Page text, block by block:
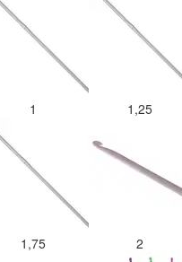
1 1,25
1,75 2